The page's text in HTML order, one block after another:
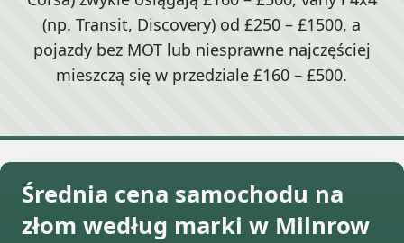
(np. Transit, Discovery) od £250 – £1500, a
pojazdy bez MOT lub niesprawne najczęściej
mieszczą się w przedziale £160 – £500.
Średnia cena samochodu na
złom według marki w Milnrow